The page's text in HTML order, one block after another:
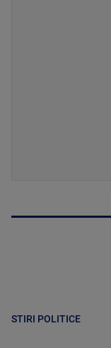
STIRI POLITICE